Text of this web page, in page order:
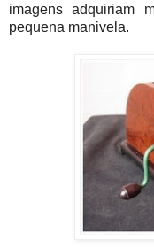
imagens adquiriam
pequena manivela.